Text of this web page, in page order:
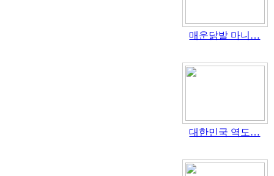
매운닭발 마니…
대한민국 역도…